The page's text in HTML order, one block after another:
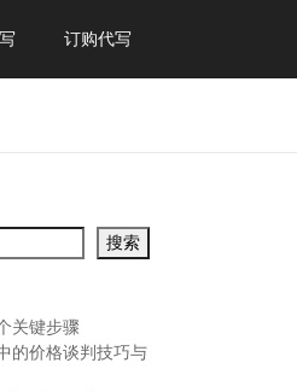
订购代写
搜索
关键步骤
的价格谈判技巧与